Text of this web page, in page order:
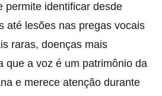
permite identificar desde
até lesões nas pregas vocais
raras, doenças mais
que a voz é um patrimônio da
e merece atenção durante